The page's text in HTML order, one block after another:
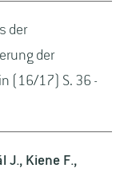
der
der
(16/17) S. 36 -
J., Kiene F.,